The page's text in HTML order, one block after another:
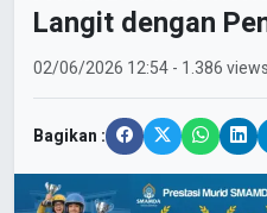
Langit dengan
02/06/2026 12:54- 1.386 views
Bagikan :